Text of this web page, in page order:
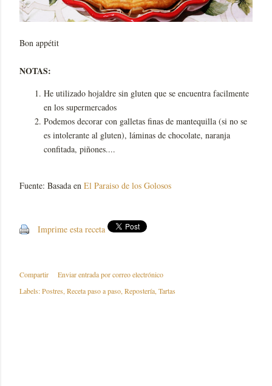
Bon appétit
NOTAS:
He utilizado hojaldre sin gluten que se encuentra facilmente
en los supermercados
Podemos decorar con galletas finas de mantequilla (si no se
es intolerante al gluten), láminas de chocolate, naranja
confitada, piñones....
Fuente: Basada en El Paraiso de los Golosos
Imprime esta receta
Compartir
Enviar entrada por correo electrónico
Labels:Postres Receta paso a paso Repostería Tartas